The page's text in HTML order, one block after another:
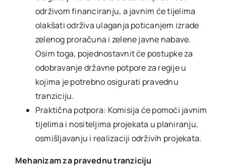
održivom financiranju, a javnim će tijelima
olakšati održiva ulaganja poticanjem izrade
zelenog proračuna i zelene javne nabave.
Osim toga, pojednostavnit će postupke za
odobravanje državne potpore za regije u
kojima je potrebno osigurati pravednu
tranziciju.
Praktična potpora: Komisija će pomoći javnim
tijelima i nositeljima projekata u planiranju,
osmišljavanju i realizaciji održivih projekata.
Mehanizam za pravednu tranziciju